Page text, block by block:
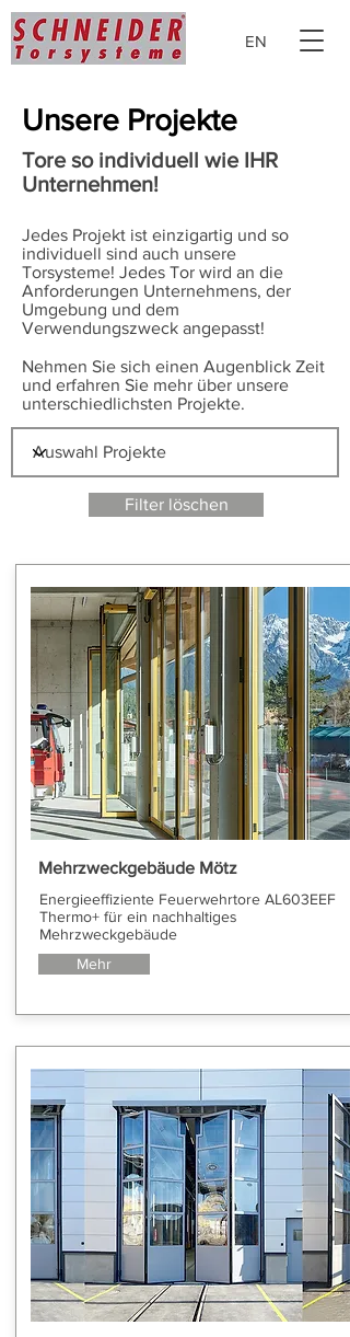
EN
Unsere Projekte
Tore so individuell wie IHR
Unternehmen!
Jedes Projekt ist einzigartig und so
individuell sind auch unsere
Torsysteme! Jedes Tor wird an die
Anforderungen Unternehmens, der
Umgebung und dem
Verwendungszweck angepasst!
Nehmen Sie sich einen Augenblick Zeit
und erfahren Sie mehr über unsere
unterschiedlichsten Projekte.
Filter löschen
Energieeffiziente Feuerwehrtore AL603EEF
Thermo+ für ein nachhaltiges
Mehrzweckgebäude
Mehrzweckgebäude Mötz
Mehr